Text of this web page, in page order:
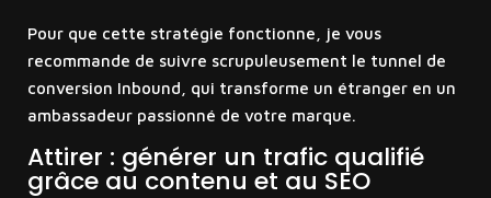
Pour que cette stratégie fonctionne, je vous
recommande de suivre scrupuleusement le tunnel de
conversion Inbound, qui transforme un étranger en un
ambassadeur passionné de votre marque.
Attirer : générer un trafic qualifié
grâce au contenu et au SEO